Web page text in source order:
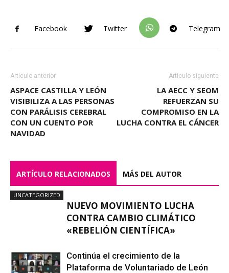
Facebook Twitter Telegram
Artículo anterior
ASPACE CASTILLA Y LEÓN
VISIBILIZA A LAS PERSONAS
CON PARÁLISIS CEREBRAL
CON UN CUENTO POR
NAVIDAD
Artículo siguiente
LA AECC Y SEOM
REFUERZAN SU
COMPROMISO EN LA
LUCHA CONTRA EL CÁNCER
ARTÍCULO RELACIONADOS MÁS DEL AUTOR
UNCATEGORIZED
NUEVO MOVIMIENTO LUCHA
CONTRA CAMBIO CLIMÁTICO
«REBELIÓN CIENTÍFICA»
Continúa el crecimiento de la
Plataforma de Voluntariado de León